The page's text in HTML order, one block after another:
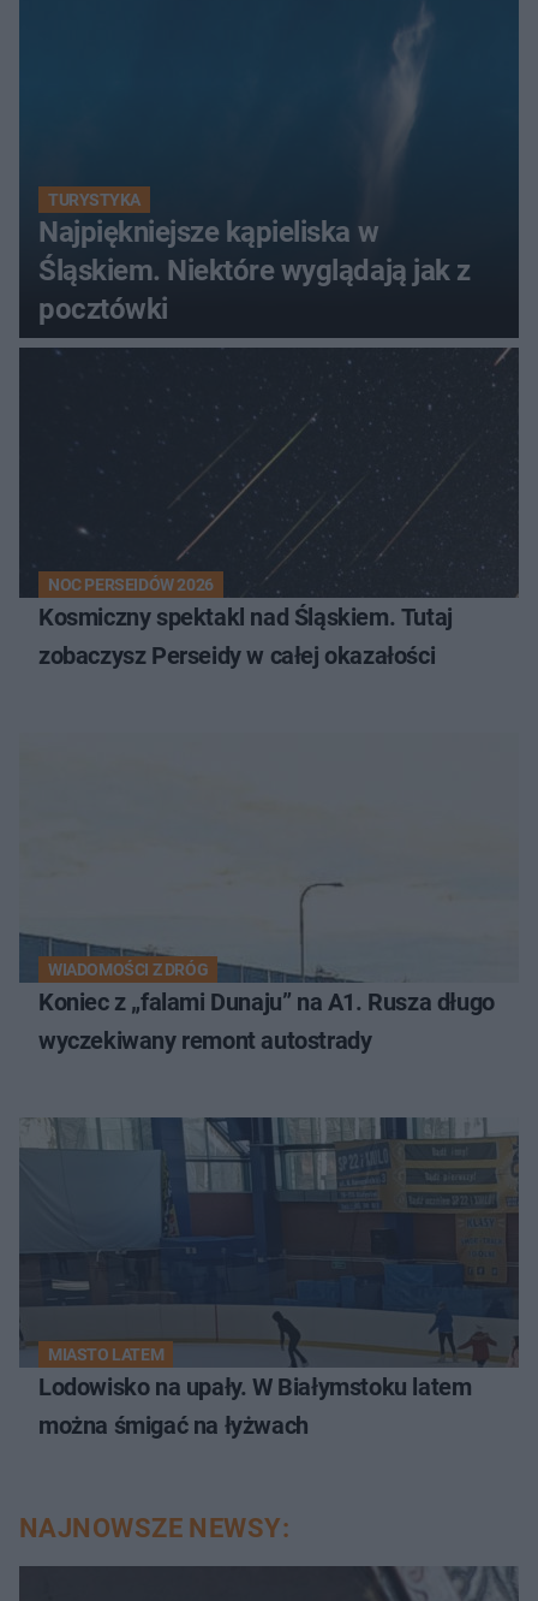
TURYSTYKA
Najpiękniejsze kąpieliska w
Śląskiem. Niektóre wyglądają jak z
pocztówki
NOC PERSEIDÓW 2026
Kosmiczny spektakl nad Śląskiem. Tutaj
zobaczysz Perseidy w całej okazałości
WIADOMOŚCI Z DRÓG
Koniec z „falami Dunaju” na A1. Rusza długo
wyczekiwany remont autostrady
MIASTO LATEM
Lodowisko na upały. W Białymstoku latem
można śmigać na łyżwach
NAJNOWSZE NEWSY: